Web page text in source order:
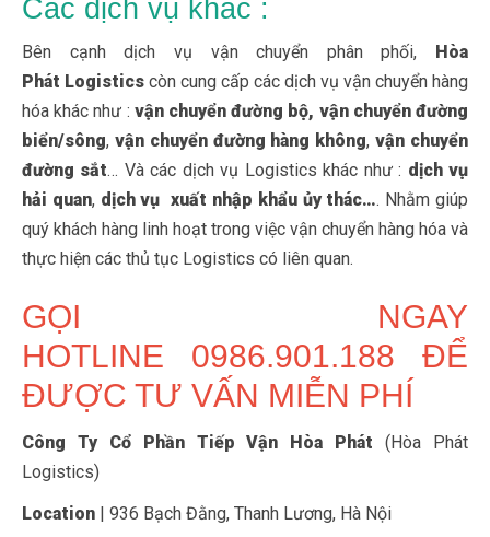
Các dịch vụ khác :
Bên cạnh dịch vụ vận chuyển phân phối, Hòa
Phát Logistics còn cung cấp các dịch vụ vận chuyển hàng
hóa khác như : vận chuyển đường bộ, vận chuyển đường
biển/sông, vận chuyển đường hàng không,vận chuyển
đường sắt… Và các dịch vụ Logistics khác như : dịch vụ
hải quan, dịch vụ xuất nhập khẩu ủy thác…. Nhằm giúp
quý khách hàng linh hoạt trong việc vận chuyển hàng hóa và
thực hiện các thủ tục Logistics có liên quan.
GỌI NGAY
HOTLINE 0986.901.188 ĐỂ
ĐƯỢC TƯ VẤN MIỄN PHÍ
Công Ty Cổ Phần Tiếp Vận Hòa Phát(Hòa Phát
Logistics)
Location | 936 Bạch Đằng, Thanh Lương, Hà Nội